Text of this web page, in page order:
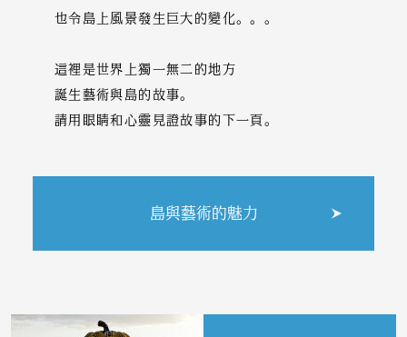
也令島上風景發生巨大的變化。。。
這裡是世界上獨一無二的地方
誕生藝術與島的故事。
請用眼睛和心靈見證故事的下一頁。
島與藝術的魅力